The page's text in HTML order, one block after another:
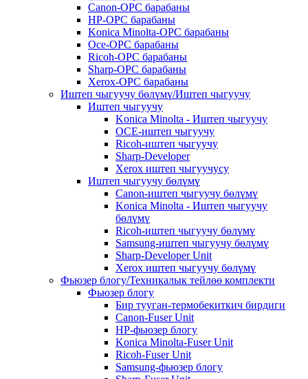
Canon-OPC барабаны
HP-OPC барабаны
Konica Minolta-OPC барабаны
Oce-OPC барабаны
Ricoh-OPC барабаны
Sharp-OPC барабаны
Xerox-OPC барабаны
Иштеп чыгуучу бөлүмү/Иштеп чыгуучу
Иштеп чыгуучу
Konica Minolta - Иштеп чыгуучу
OCE-иштеп чыгуучу
Ricoh-иштеп чыгуучу
Sharp-Developer
Xerox иштеп чыгуучусу
Иштеп чыгуучу бөлүмү
Canon-иштеп чыгуучу бөлүмү
Konica Minolta - Иштеп чыгуучу
бөлүмү
Ricoh-иштеп чыгуучу бөлүмү
Samsung-иштеп чыгуучу бөлүмү
Sharp-Developer Unit
Xerox иштеп чыгуучу бөлүмү
Фьюзер блогу/Техникалык тейлөө комплекти
Фьюзер блогу
Бир тууган-термобекиткич бирдиги
Canon-Fuser Unit
HP-фьюзер блогу
Konica Minolta-Fuser Unit
Ricoh-Fuser Unit
Samsung-фьюзер блогу